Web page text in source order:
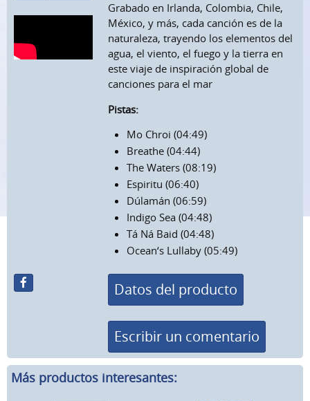
Grabado en Irlanda, Colombia, Chile,
México, y más, cada canción es de la
naturaleza, trayendo los elementos del
agua, el viento, el fuego y la tierra en
este viaje de inspiración global de
canciones para el mar
Pistas:
Mo Chroi (04:49)
Breathe (04:44)
The Waters (08:19)
Espiritu (06:40)
Dúlamán (06:59)
Indigo Sea (04:48)
Tá Ná Baid (04:48)
Ocean‘s Lullaby (05:49)
Datos del producto
Escribir un comentario
Más productos interesantes: